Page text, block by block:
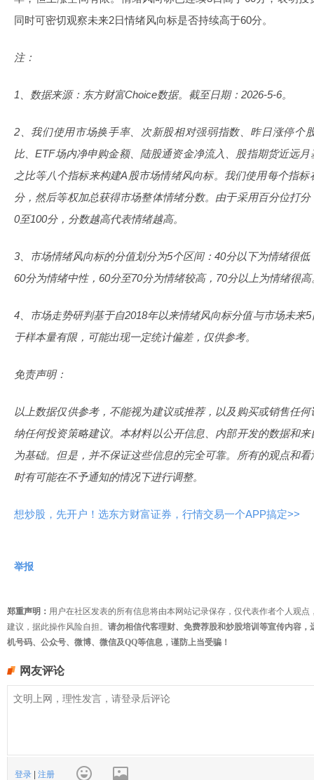
同时可密切观察未来2日情绪风向标是否持续高于60分。
注：
1、数据来源：东方财富Choice数据。截至日期：2026-5-6。
2、我们使用市场换手率、次新股相对强弱指数、昨日涨停个
比、ETF场内净申购金额、陆股通资金净流入、股指期货近远
之比等八个指标来构建A股市场情绪风向标。我们使用每个指
分，然后等权加总获得市场整体情绪分数。由于采用百分位打
0至100分，分数越高代表情绪越高。
3、市场情绪风向标的分值划分为5个区间：40分以下为情绪很
60分为情绪中性，60分至70分为情绪较高，70分以上为情绪很高
4、市场走势研判基于自2018年以来情绪风向标分值与市场未来
于样本量有限，可能出现一定统计偏差，仅供参考。
免责声明：
以上数据仅供参考，不能视为建议或推荐，以及购买或销售任
纳任何投资策略建议。本材料以公开信息、内部开发的数据和
为基础。但是，并不保证这些信息的完全可靠。所有的观点和
时有可能在不予通知的情况下进行调整。
想炒股，先开户！选东方财富证券，行情交易一个APP搞定>>
举报
郑重声明： 用户在社区发表的所有信息将由本网站记录保存，仅代表作者个人观
建议，据此操作风险自担。 请勿相信代客理财、免费荐股和炒股培训等宣传内容
机号码、公众号、微博、微信及QQ等信息，谨防上当受骗！
网友评论
登录 注册